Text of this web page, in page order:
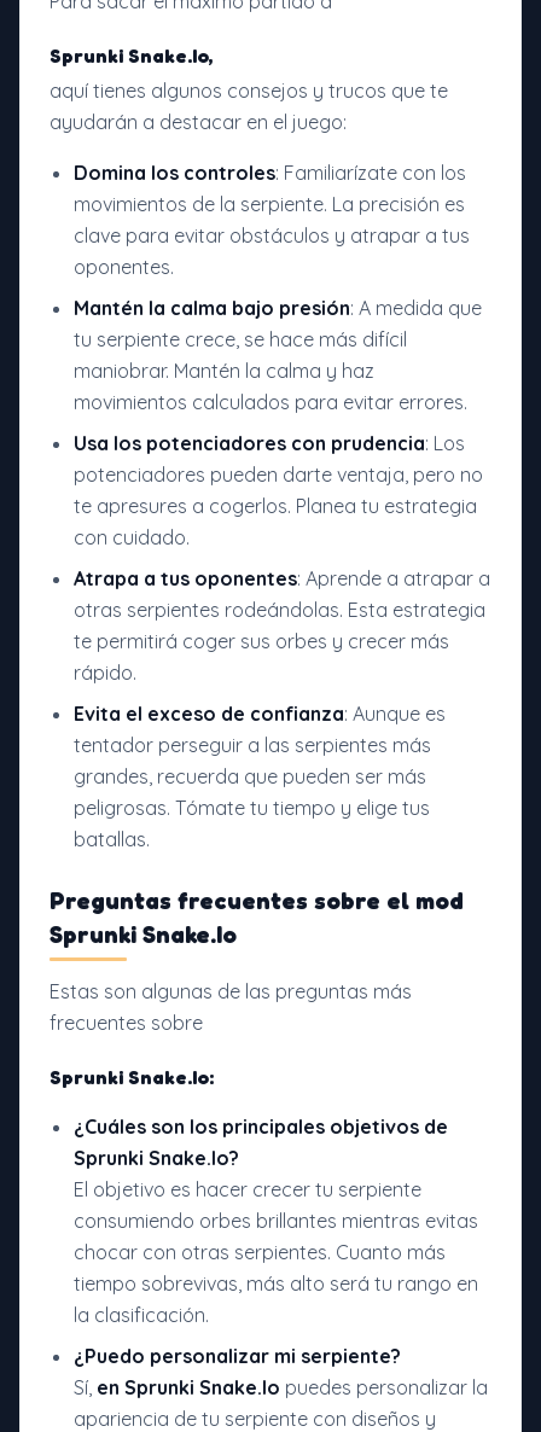
Sprunki Snake.Io,
aquí tienes algunos consejos y trucos que te
ayudarán a destacar en el juego:
Domina los controles: Familiarízate con los
movimientos de la serpiente. La precisión es
clave para evitar obstáculos y atrapar a tus
oponentes.
Mantén la calma bajo presión: A medida que
tu serpiente crece, se hace más difícil
maniobrar. Mantén la calma y haz
movimientos calculados para evitar errores.
Usa los potenciadores con prudencia: Los
potenciadores pueden darte ventaja, pero no
te apresures a cogerlos. Planea tu estrategia
con cuidado.
Atrapa a tus oponentes: Aprende a atrapar a
otras serpientes rodeándolas. Esta estrategia
te permitirá coger sus orbes y crecer más
rápido.
Evita el exceso de confianza: Aunque es
tentador perseguir a las serpientes más
grandes, recuerda que pueden ser más
peligrosas. Tómate tu tiempo y elige tus
batallas.
Preguntas frecuentes sobre el mod
Sprunki Snake.Io
Estas son algunas de las preguntas más
frecuentes sobre
Sprunki Snake.Io:
¿Cuáles son los principales objetivos de
Sprunki Snake.Io?
El objetivo es hacer crecer tu serpiente
consumiendo orbes brillantes mientras evitas
chocar con otras serpientes. Cuanto más
tiempo sobrevivas, más alto será tu rango en
la clasificación.
¿Puedo personalizar mi serpiente?
Sí, en Sprunki Snake.Io puedes personalizar la
apariencia de tu serpiente con diseños y